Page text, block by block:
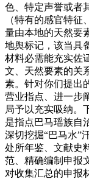
色、特定声誉或者
（特有的感官特
量由本地的天然要
地舆标记，该当具
材料必需能充实佐
文、天然要素的关
素。针对你们提出
营业指点、进一步
局予以充实吸纳。
是指点巴马瑶族自
深切挖掘“巴马水”
处所年鉴、文献史
范、精确编制申报
对收集汇总的申报